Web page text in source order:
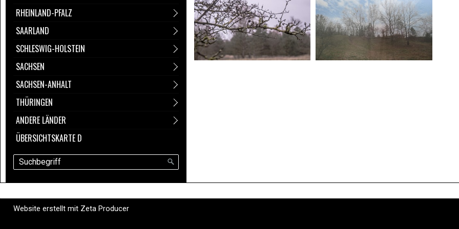
RHEINLAND-PFALZ
SAARLAND
SCHLESWIG-HOLSTEIN
SACHSEN
SACHSEN-ANHALT
THÜRINGEN
ANDERE LÄNDER
ÜBERSICHTSKARTE D
Website erstellt mit Zeta Producer